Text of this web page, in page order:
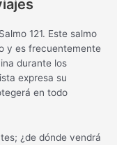
121. Este salmo
y es frecuentemente
durante los
expresa su
en todo
¿de dónde vendrá